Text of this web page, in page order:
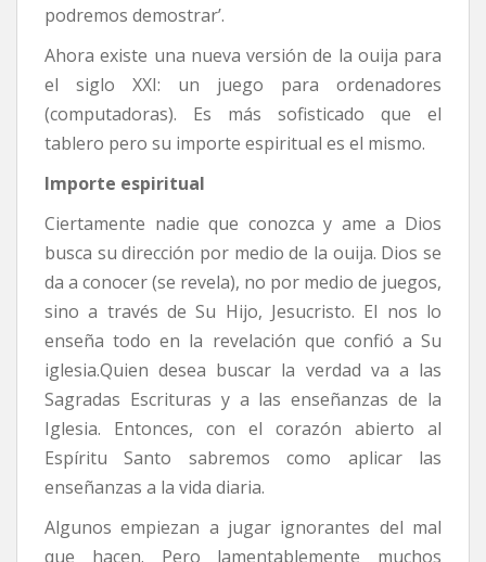
podremos demostrar’.
Ahora existe una nueva versión de la ouija para
el siglo XXI: un juego para ordenadores
(computadoras). Es más sofisticado que el
tablero pero su importe espiritual es el mismo.
Importe espiritual
Ciertamente nadie que conozca y ame a Dios
busca su dirección por medio de la ouija. Dios se
da a conocer (se revela), no por medio de juegos,
sino a través de Su Hijo, Jesucristo. El nos lo
enseña todo en la revelación que confió a Su
iglesia.Quien desea buscar la verdad va a las
Sagradas Escrituras y a las enseñanzas de la
Iglesia. Entonces, con el corazón abierto al
Espíritu Santo sabremos como aplicar las
enseñanzas a la vida diaria.
Algunos empiezan a jugar ignorantes del mal
que hacen. Pero lamentablemente muchos